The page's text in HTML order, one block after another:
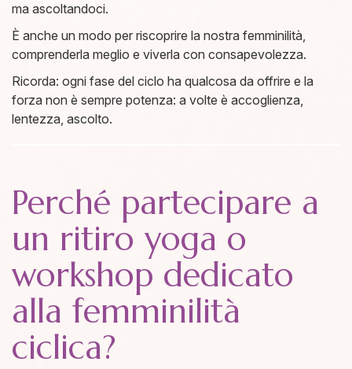
ma ascoltandoci.
È anche un modo per riscoprire la nostra femminilità,
comprenderla meglio e viverla con consapevolezza.
Ricorda: ogni fase del ciclo ha qualcosa da offrire e la
forza non è sempre potenza: a volte è accoglienza,
lentezza, ascolto.
Perché partecipare a
un ritiro yoga o
workshop dedicato
alla femminilità
ciclica?